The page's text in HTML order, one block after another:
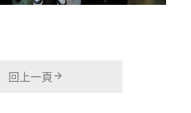
回上一頁